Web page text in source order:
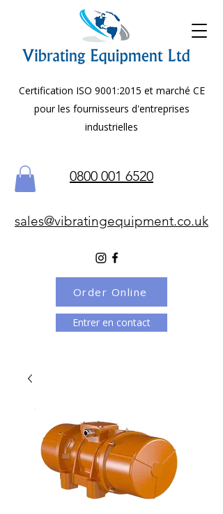
Certification ISO 9001:2015 et marché CE
pour les fournisseurs d'entreprises
industrielles
0800 001 6520
sales@vibratingequipment.co.uk
Entrer en contact
Order Online